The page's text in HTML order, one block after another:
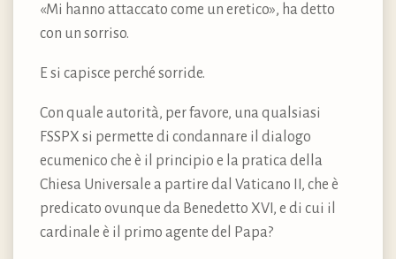
«Mi hanno attaccato come un eretico», ha detto
con un sorriso.
E si capisce perché sorride.
Con quale autorità, per favore, una qualsiasi
FSSPX si permette di condannare il dialogo
ecumenico che è il principio e la pratica della
Chiesa Universale a partire dal Vaticano II, che è
predicato ovunque da Benedetto XVI, e di cui il
cardinale è il primo agente del Papa?